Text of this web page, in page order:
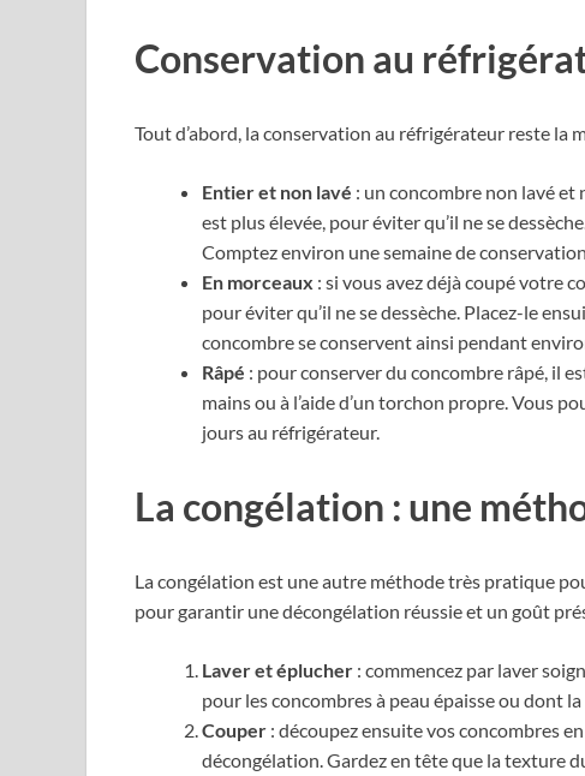
Conservation au
Tout d’abord, la conservation au réfrigérateur reste
Entier et non lavé : un concombre non lavé et
est plus élevée, pour éviter qu’il ne se
Comptez environ une semaine de
En morceaux : si vous avez déjà coupé votre
pour éviter qu’il ne se dessèche. Placez-le
concombre se conservent ainsi pendant
Râpé : pour conserver du concombre râpé, il
mains ou à l’aide d’un torchon propre. Vous
jours au réfrigérateur.
La congélation : une
La congélation est une autre méthode très pratique
pour garantir une décongélation réussie et un goût
Laver et éplucher : commencez par laver
pour les concombres à peau épaisse ou dont
Couper : découpez ensuite vos concombres
décongélation. Gardez en tête que la texture